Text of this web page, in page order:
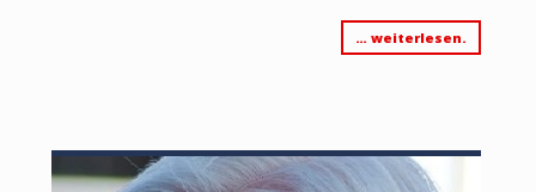
… weiterlesen.